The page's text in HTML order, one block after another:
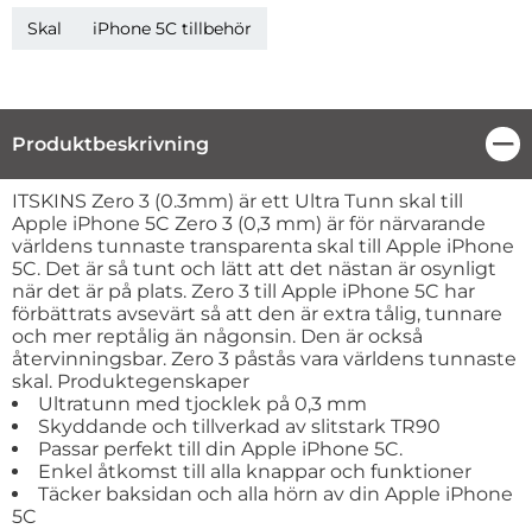
Skal iPhone 5C tillbehör
Produktbeskrivning
Produktbeskrivning
ITSKINS Zero 3 (0.3mm) är ett Ultra Tunn skal till
Apple iPhone 5C Zero 3 (0,3 mm) är för närvarande
världens tunnaste transparenta skal till Apple iPhone
5C. Det är så tunt och lätt att det nästan är osynligt
när det är på plats. Zero 3 till Apple iPhone 5C har
förbättrats avsevärt så att den är extra tålig, tunnare
och mer reptålig än någonsin. Den är också
återvinningsbar. Zero 3 påstås vara världens tunnaste
skal. Produktegenskaper
Ultratunn med tjocklek på 0,3 mm
Skyddande och tillverkad av slitstark TR90
Passar perfekt till din Apple iPhone 5C.
Enkel åtkomst till alla knappar och funktioner
Täcker baksidan och alla hörn av din Apple iPhone
5C